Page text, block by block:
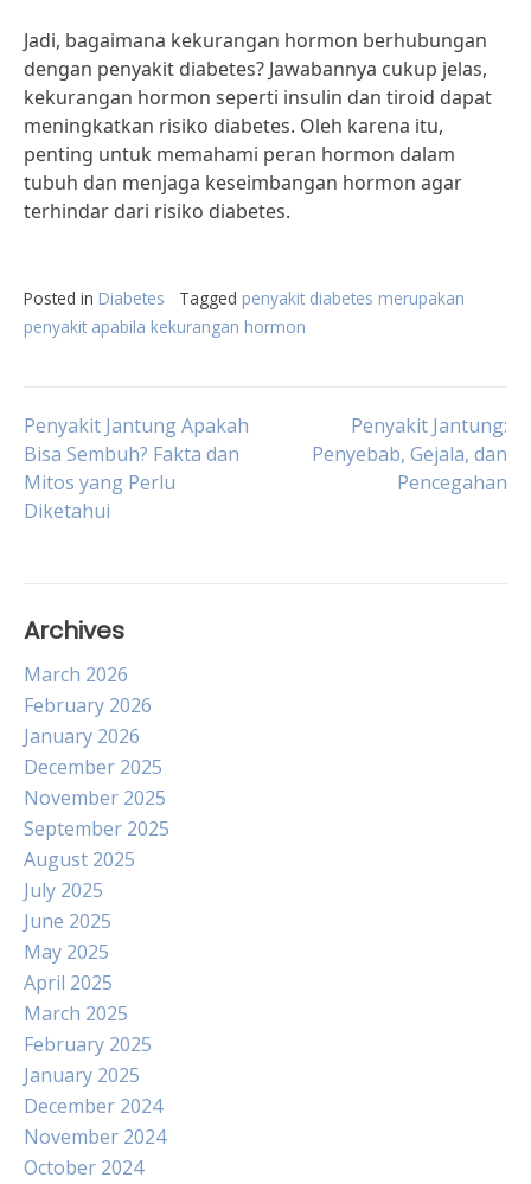
Jadi, bagaimana kekurangan hormon berhubungan
dengan penyakit diabetes? Jawabannya cukup jelas,
kekurangan hormon seperti insulin dan tiroid dapat
meningkatkan risiko diabetes. Oleh karena itu,
penting untuk memahami peran hormon dalam
tubuh dan menjaga keseimbangan hormon agar
terhindar dari risiko diabetes.
Posted in Diabetes Tagged penyakit diabetes merupakan
penyakit apabila kekurangan hormon
Post
navigation
Penyakit Jantung Apakah
Bisa Sembuh? Fakta dan
Mitos yang Perlu
Diketahui
Penyakit Jantung:
Penyebab, Gejala, dan
Pencegahan
Archives
March 2026
February 2026
January 2026
December 2025
November 2025
September 2025
August 2025
July 2025
June 2025
May 2025
April 2025
March 2025
February 2025
January 2025
December 2024
November 2024
October 2024